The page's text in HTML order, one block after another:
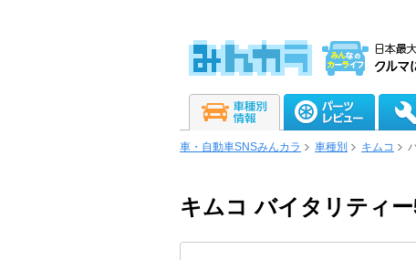
車・自動車SNSみんカラ 車種別 キムコ
キムコ バイタリティ